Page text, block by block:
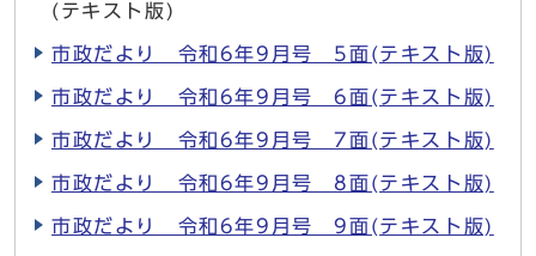
(テキスト版)
市政だより 令和6年9月号 5面(テキスト版)
市政だより 令和6年9月号 6面(テキスト版)
市政だより 令和6年9月号 7面(テキスト版)
市政だより 令和6年9月号 8面(テキスト版)
市政だより 令和6年9月号 9面(テキスト版)